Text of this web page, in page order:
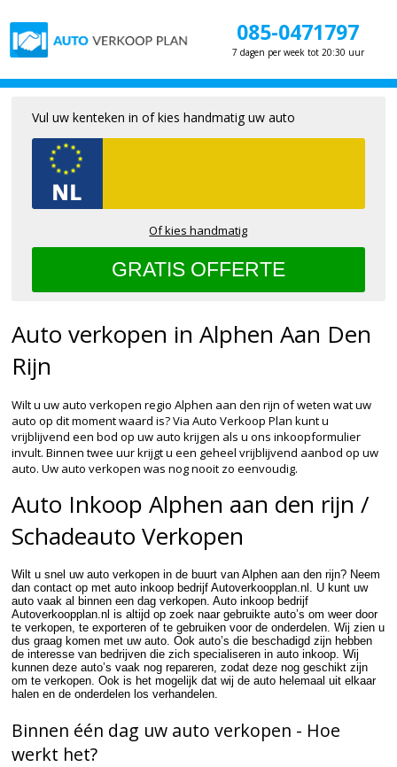
085-0471797
7 dagen per week tot 20:30 uur
Auto verkopen in Alphen Aan Den
Rijn
Wilt u uw auto verkopen regio Alphen aan den rijn of weten wat uw
auto op dit moment waard is? Via Auto Verkoop Plan kunt u
vrijblijvend een bod op uw auto krijgen als u ons inkoopformulier
invult. Binnen twee uur krijgt u een geheel vrijblijvend aanbod op uw
auto. Uw auto verkopen was nog nooit zo eenvoudig.
Auto Inkoop Alphen aan den rijn /
Schadeauto Verkopen
Wilt u snel uw auto verkopen in de buurt van Alphen aan den rijn? Neem
dan contact op met auto inkoop bedrijf Autoverkoopplan.nl. U kunt uw
auto vaak al binnen een dag verkopen. Auto inkoop bedrijf
Autoverkoopplan.nl is altijd op zoek naar gebruikte auto’s om weer door
te verkopen, te exporteren of te gebruiken voor de onderdelen. Wij zien u
dus graag komen met uw auto. Ook auto’s die beschadigd zijn hebben
de interesse van bedrijven die zich specialiseren in auto inkoop. Wij
kunnen deze auto’s vaak nog repareren, zodat deze nog geschikt zijn
om te verkopen. Ook is het mogelijk dat wij de auto helemaal uit elkaar
halen en de onderdelen los verhandelen.
Binnen één dag uw auto verkopen - Hoe
werkt het?
Vul uw kenteken in of kies handmatig uw auto
Of kies handmatig